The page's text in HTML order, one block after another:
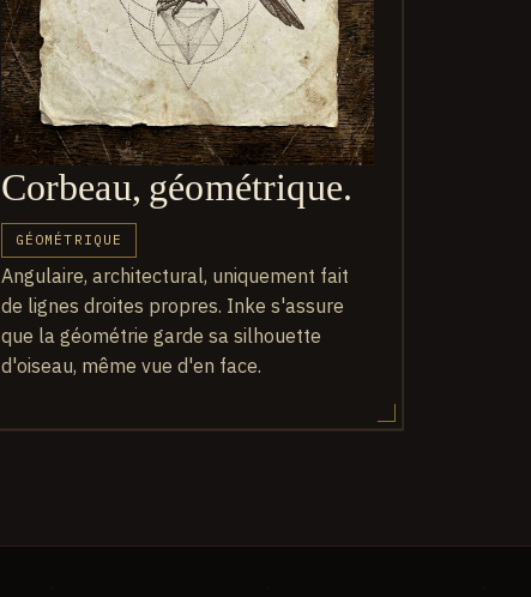
Corbeau, géométrique.
GÉOMÉTRIQUE
Angulaire, architectural, uniquement fait
de lignes droites propres. Inke s'assure
que la géométrie garde sa silhouette
d'oiseau, même vue d'en face.